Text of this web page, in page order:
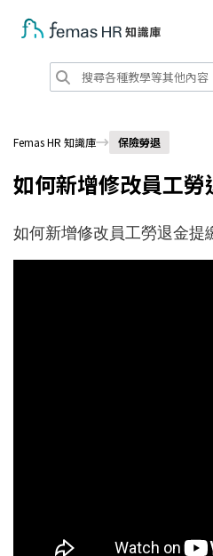
Femas HR 知識庫 保險勞退
如何新增修改員工勞
如何新增修改員工勞退金提